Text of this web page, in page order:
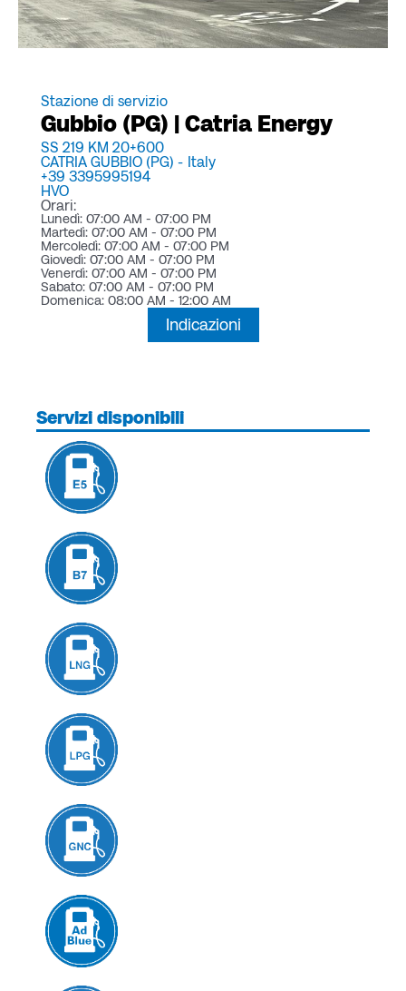
Stazione di servizio
Gubbio (PG) | Catria Energy
SS 219 KM 20+600
CATRIA GUBBIO (PG) - Italy
+39 3395995194
HVO
Orari:
Lunedì: 07:00 AM - 07:00 PM
Martedì: 07:00 AM - 07:00 PM
Mercoledì: 07:00 AM - 07:00 PM
Giovedì: 07:00 AM - 07:00 PM
Venerdì: 07:00 AM - 07:00 PM
Sabato: 07:00 AM - 07:00 PM
Domenica: 08:00 AM - 12:00 AM
Indicazioni
Servizi disponibili